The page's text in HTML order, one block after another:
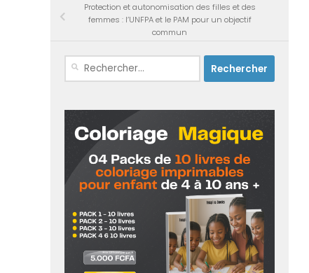
Protection et autonomisation des filles et des
femmes : l’UNFPA et le PAM pour un objectif
commun
Rechercher :